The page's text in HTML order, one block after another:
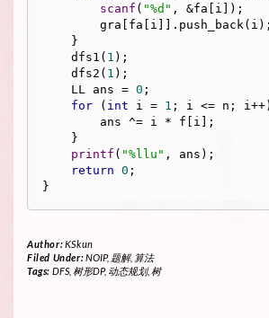
scanf ( "%d" , &fa[i]);
    dfs1(
1 );
    dfs2(
1 );
    LL ans =
0 ;
for ( int i = 1 ; i <= n;
printf ( "%llu" , ans);
return 0 ;
}
Author:KSkun
Filed Under:NOIP, 题解, 算法
Tags: DFS, 树形DP, 动态规划,树